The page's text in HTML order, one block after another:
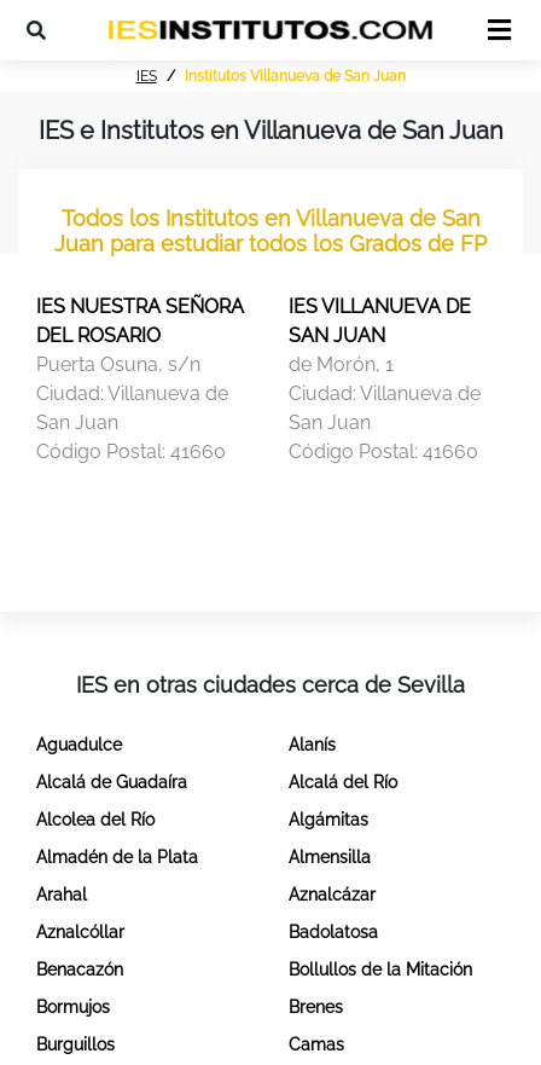
IES Institutos Villanueva de San Juan
IES e Institutos en Villanueva de San Juan
Todos los Institutos en Villanueva de San
Juan para estudiar todos los Grados de FP
IES NUESTRA SEÑORA
DEL ROSARIO
Puerta Osuna, s/n
Ciudad: Villanueva de
San Juan
Código Postal: 41660
IES VILLANUEVA DE
SAN JUAN
de Morón, 1
Ciudad: Villanueva de
San Juan
Código Postal: 41660
IES en otras ciudades cerca de Sevilla
Aguadulce
Alanís
Alcalá de Guadaíra
Alcalá del Río
Alcolea del Río
Algámitas
Almadén de la Plata
Almensilla
Arahal
Aznalcázar
Aznalcóllar
Badolatosa
Benacazón
Bollullos de la Mitación
Bormujos
Brenes
Burguillos
Camas